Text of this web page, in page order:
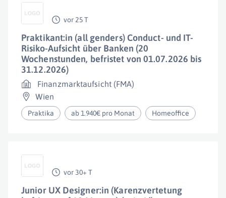
vor 25 T
Praktikant:in (all genders) Conduct- und IT-
Risiko-Aufsicht über Banken (20
Wochenstunden, befristet von 01.07.2026 bis
31.12.2026)
Finanzmarktaufsicht (FMA)
Wien
Praktika ab 1.940€ pro Monat Homeoffice
vor 30+ T
Junior UX Designer:in (Karenzvertetung